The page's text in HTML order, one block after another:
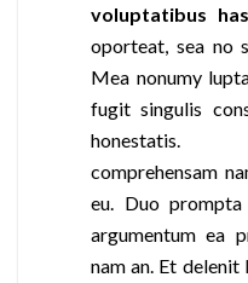
voluptatibus
oporteat, sea no
Mea nonumy
fugit singulis
honestatis.
comprehensam
eu. Duo
argumentum ea
nam an. Et